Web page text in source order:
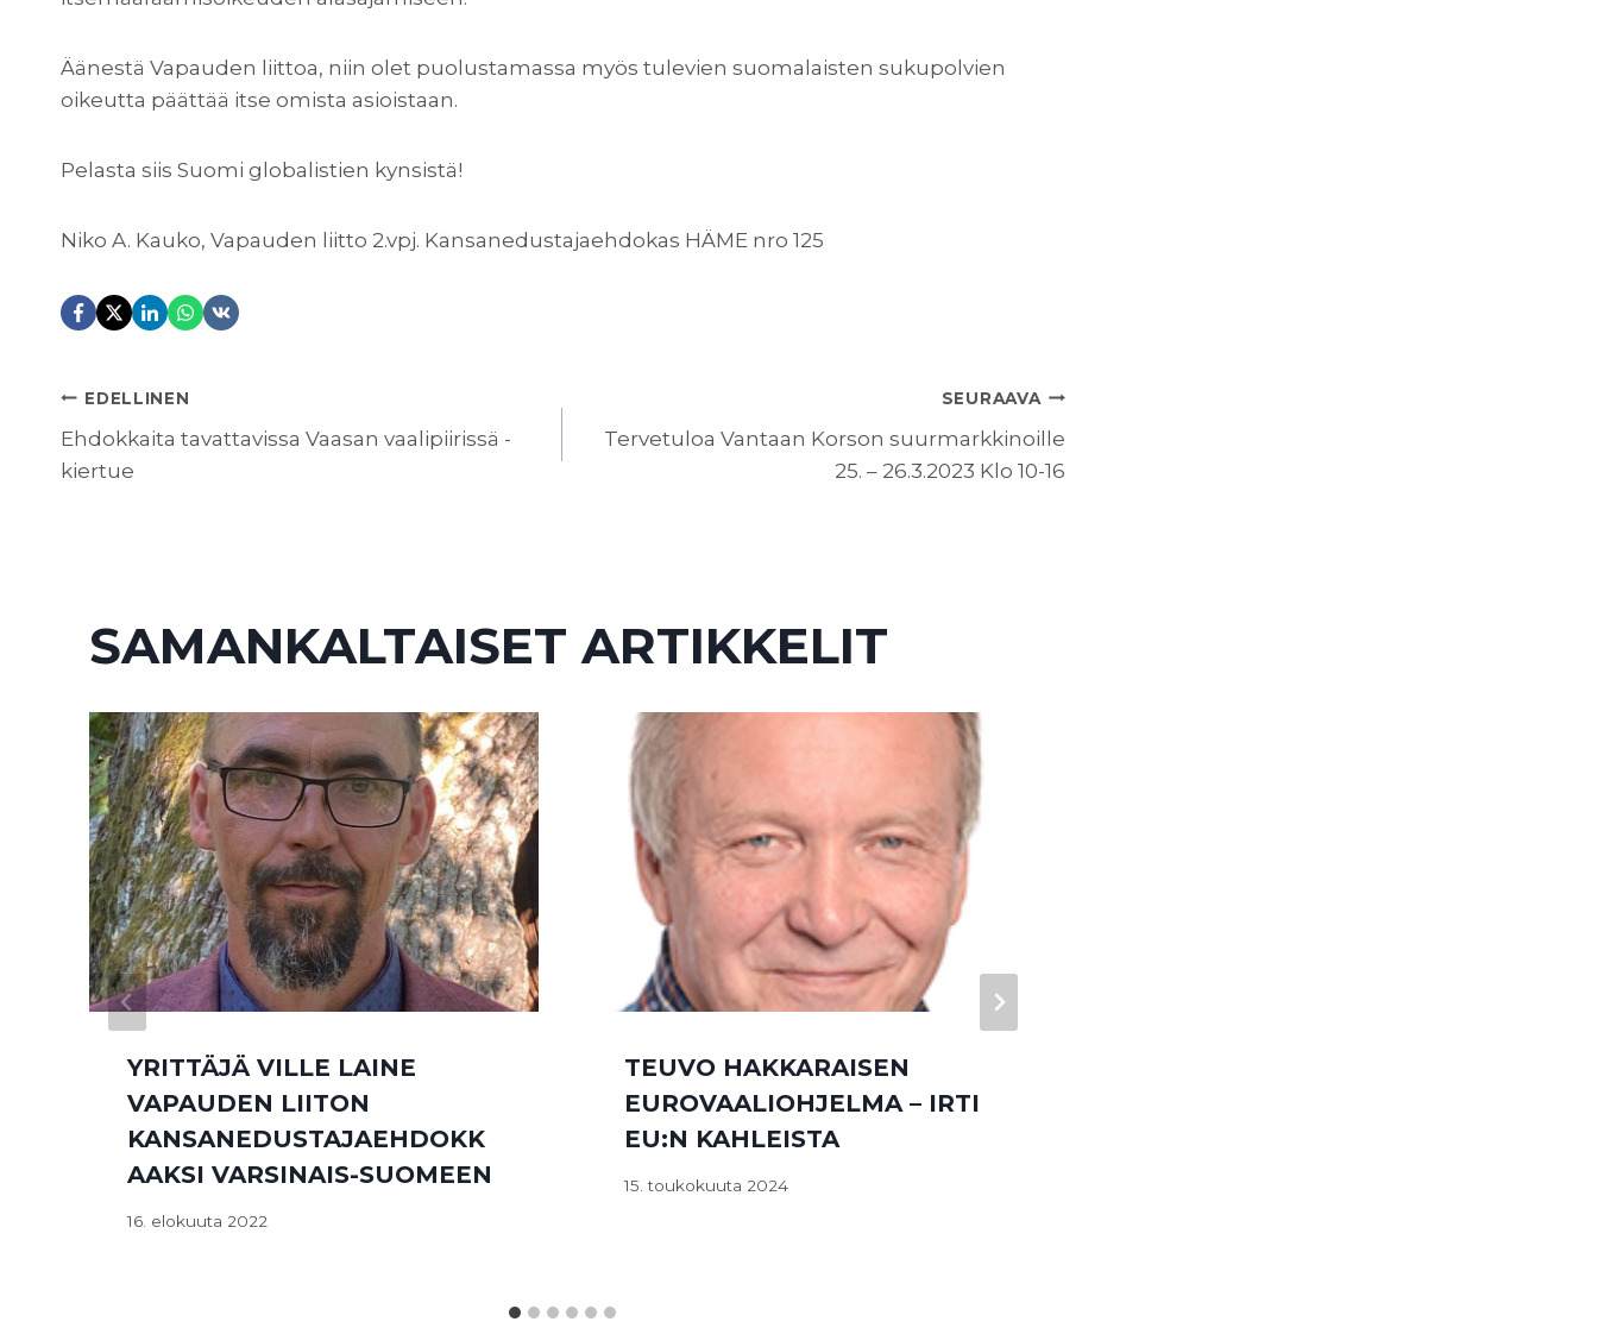
Äänestä Vapauden liittoa, niin olet puolustamassa myös tulevien suomalaisten sukupolvien
oikeutta päättää itse omista asioistaan.
Pelasta siis Suomi globalistien kynsistä!
Niko A. Kauko, Vapauden liitto 2.vpj. Kansanedustajaehdokas HÄME nro 125
ARTIKKELIEN
SELAUS
EDELLINEN
Ehdokkaita tavattavissa Vaasan vaalipiirissä -
kiertue
SEURAAVA
Tervetuloa Vantaan Korson suurmarkkinoille
25. – 26.3.2023 Klo 10-16
SAMANKALTAISET ARTIKKELIT
YRITTÄJÄ VILLE LAINE
VAPAUDEN LIITON
KANSANEDUSTAJAEHDOKK
AAKSI VARSINAIS-SUOMEEN
16. elokuuta 2022
TEUVO HAKKARAISEN
EUROVAALIOHJELMA – IRTI
EU:N KAHLEISTA
15. toukokuuta 2024